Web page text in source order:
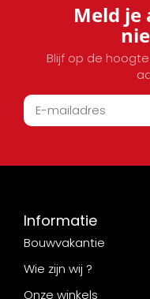
Meld je
Blijf op de
Informatie
Bouwvakantie
Wie zijn wij ?
Onze winkels